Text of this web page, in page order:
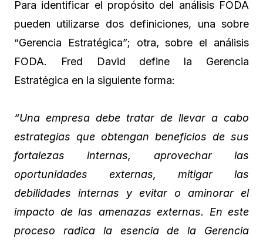
Para identificar el propósito del análisis FODA
pueden utilizarse dos definiciones, una sobre
“Gerencia Estratégica”; otra, sobre el análisis
FODA. Fred David define la Gerencia
Estratégica en la siguiente forma:
“Una empresa debe tratar de llevar a cabo
estrategias que obtengan beneficios de sus
fortalezas internas, aprovechar las
oportunidades externas, mitigar las
debilidades internas y evitar o aminorar el
impacto de las amenazas externas. En este
proceso radica la esencia de la Gerencia